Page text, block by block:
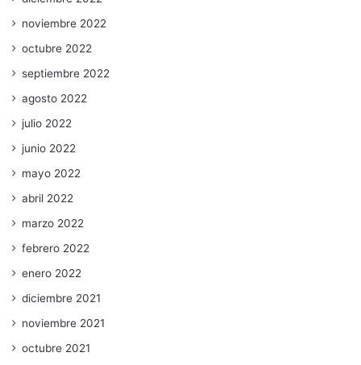
noviembre 2022
octubre 2022
septiembre 2022
agosto 2022
julio 2022
junio 2022
mayo 2022
abril 2022
marzo 2022
febrero 2022
enero 2022
diciembre 2021
noviembre 2021
octubre 2021